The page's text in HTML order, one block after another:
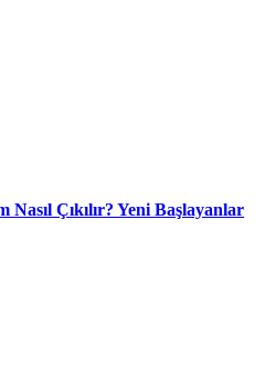
Çıkılır? Yeni Başlayanlar